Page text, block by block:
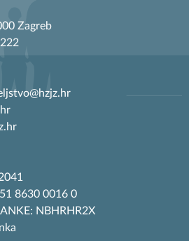
Zagreb
8630 0016 0
NBHRHR2X